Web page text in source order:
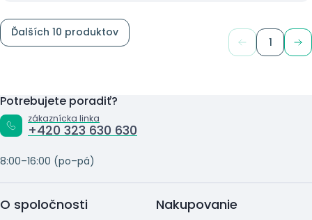
Ďalších 10 produktov
1
Potrebujete poradiť?
zákaznícka linka
+420 323 630 630
8:00–16:00 (po–pá)
O spoločnosti Nakupovanie